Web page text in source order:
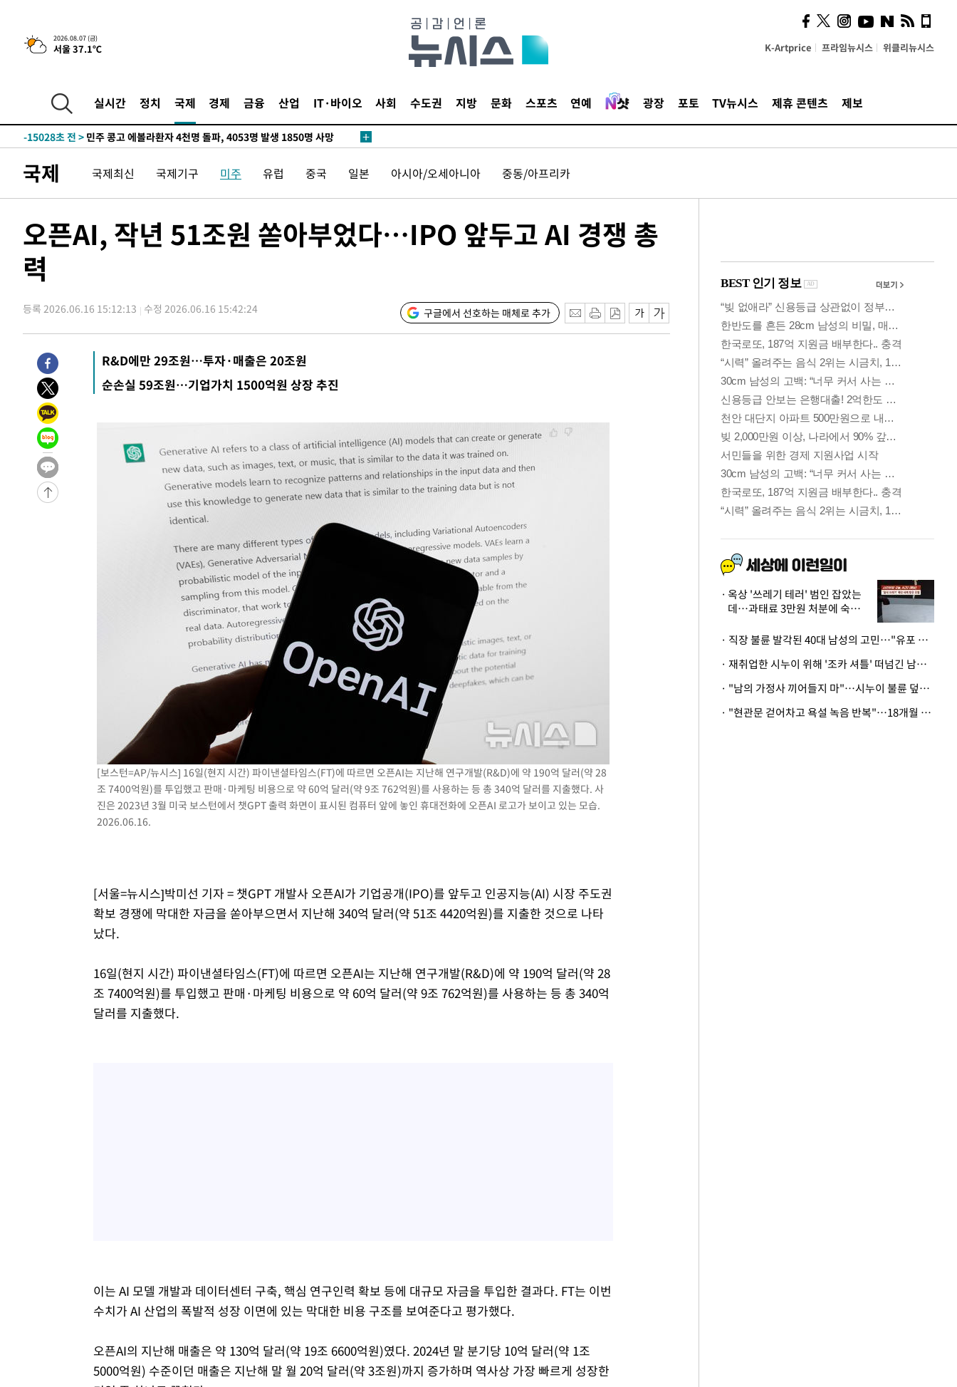
2026.08.07 (금)
서울 37.1℃ K-Artprice 프라임뉴시스 위클리뉴시스
실시간 정치 국제 경제 금융 산업 IT·바이오 사회 수도권 지방 문화 스포츠 연예 광장 포토 TV뉴시스 제휴 콘텐츠 제보
-29719초 전 >[속보]규제합리화위원회 부위원장에 김태유 서울대 공대 교수…이
병태 후임
-26077초 전 > [속보]국힘 윤리위, '돌려차기 발언' 진종오·서범수 징계 절차 개시
25.3%↑
-18562초 전 >
[속보]'채상병 순직 책임' 임성근, 항소심도 징역 3년
-18428초 전 >
-15028초 전 > 민주 콩고 에볼라환자 4천명 돌파, 4053명 발생 1850명 사망
-13472초 전 >
"미 전국적 살모네라 식중독 원인은 멕시코산 할라피뇨"-- CDC
-11985초 전 >[속보]경찰·노동부, HL만도 평택사업장 끼임 사망 관련 압수수색
압수수색
-11621초 전 >[속보]원·달러 환율, 오전 9시 1423.8원
-11417초 전 >
-11403초 전 >
-8536초 전 >시리아 다마스쿠스 교외에서 미니버스 폭발.. 14명 부상, 3명은 중태
-7834초 전 >입추에도 극한더위…서울 낮 39도 '폭염중대경보'
-2798초 전 >
이란, 호르무즈서 "적국 목표물들"과 대치로 남부 케슘섬에서 두차
례 큰 폭발음
-31873초 전 >
[속보]종합특검, '계엄 수용공간 확보' 신용해 前교정본부장 기소
-30746초 전 >
외신들도 주목한 韓축구 파문…"국민적 공분에 수사 재개"
-30717초 전 >
-29739초 전 >
[속보]규제합리화위원회 부위원장에 김태유 서울대 공대 교수…이
병태 후임
-26097초 전 >
[속보]국힘 윤리위, '돌려차기 발언' 진종오·서범수 징계 절차 개시
-21422초 전 >
[속보] 7월 중국 수출 23.9%↑ 수입 27.5%↑…무역총액
25.3%↑
-18582초 전 >
[속보]'채상병 순직 책임' 임성근, 항소심도 징역 3년
[속보]종합특검, '관저이전 봐주기 감사' 유병호 구속기소
민주 콩고 에볼라환자 4천명 돌파, 4053명 발생 1850명 사망
[속보]'300억원대 사기 혐의' 차가원 대표 구속 송치
"미 전국적 살모네라 식중독 원인은 멕시코산 할라피뇨"-- CDC
[속보]경찰·노동부, HL만도 평택사업장 끼임 사망 관련 압수수색
[속보]합수본, '투표율 허위 입력' 중앙·서울·경기도 선관위 등 9곳
[속보]원·달러 환율, 오전 9시 1423.8원
[속보]삼성전자·SK하이닉스 동반 강보합…1%대 상승 출발
[속보]코스닥, 5.95포인트(0.74%) 상승한 807.62개장
[속보]코스피, 6300선 재탈환…1.09% 오른 6365.07 개장
시리아 다마스쿠스 교외에서 미니버스 폭발.. 14명 부상, 3명은 중태
입추에도 극한더위…서울 낮 39도 '폭염중대경보'
이란, 호르무즈서 "적국 목표물들"과 대치로 남부 케슘섬에서 두차
국제 국제최신 국제기구 미주 유럽 중국 일본 아시아/오세아니아 중동/아프리카
오픈AI, 작년 51조원 쏟아부었다…IPO 앞두고 AI 경쟁 총
력
등록 2026.06.16 15:12:13 수정 2026.06.16 15:42:24 구글에서 선호하는 매체로 추가
R&D에만 29조원…투자·매출은 20조원
순손실 59조원…기업가치 1500억원 상장 추진
[보스턴=AP/뉴시스] 16일(현지 시간) 파이낸셜타임스(FT)에 따르면 오픈AI는 지난해 연구개발(R&D)에 약 190억 달러(약 28
조 7400억원)를 투입했고 판매·마케팅 비용으로 약 60억 달러(약 9조 762억원)를 사용하는 등 총 340억 달러를 지출했다. 사
진은 2023년 3월 미국 보스턴에서 챗GPT 출력 화면이 표시된 컴퓨터 앞에 놓인 휴대전화에 오픈AI 로고가 보이고 있는 모습.
2026.06.16.
[서울=뉴시스]박미선 기자 = 챗GPT 개발사 오픈AI가 기업공개(IPO)를 앞두고 인공지능(AI) 시장 주도권
확보 경쟁에 막대한 자금을 쏟아부으면서 지난해 340억 달러(약 51조 4420억원)를 지출한 것으로 나타
났다.
16일(현지 시간) 파이낸셜타임스(FT)에 따르면 오픈AI는 지난해 연구개발(R&D)에 약 190억 달러(약 28
조 7400억원)를 투입했고 판매·마케팅 비용으로 약 60억 달러(약 9조 762억원)를 사용하는 등 총 340억
달러를 지출했다.
이는 AI 모델 개발과 데이터센터 구축, 핵심 연구인력 확보 등에 대규모 자금을 투입한 결과다. FT는 이번
수치가 AI 산업의 폭발적 성장 이면에 있는 막대한 비용 구조를 보여준다고 평가했다.
오픈AI의 지난해 매출은 약 130억 달러(약 19조 6600억원)였다. 2024년 말 분기당 10억 달러(약 1조
5000억원) 수준이던 매출은 지난해 말 월 20억 달러(약 3조원)까지 증가하며 역사상 가장 빠르게 성장한
시, 스마트폰 액세서리에
NFC 더했다
옥상 '쓰레기 테러' 범인 잡았는
데…과태료 3만원 처분에 숙박업
· 직장 불륜 발각된 40대 남성의 고민…"유포 동료 명예훼손·협박죄 고소 가능할까"
· 재취업한 시누이 위해 '조카 셔틀' 떠넘긴 남편…아내 "난 못한다"
· "남의 가정사 끼어들지 마"…시누이 불륜 덮으려는 남편에 억울한 아내
· "현관문 걷어차고 욕설 녹음 반복"…18개월 아기 키우는 집 뒤흔든 '앞집의 비극'